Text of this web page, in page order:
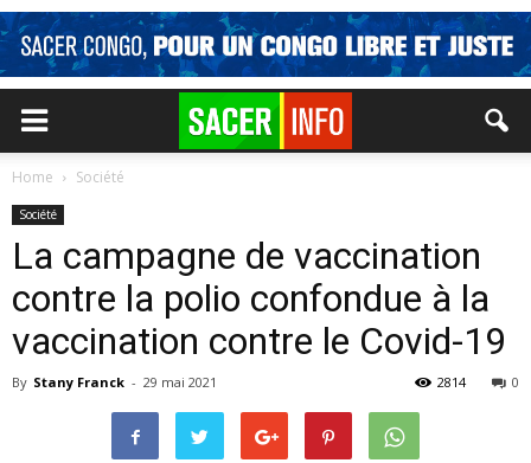
Home Société
Société
La campagne de vaccination
contre la polio confondue à la
vaccination contre le Covid-19
By Stany Franck - 29 mai 2021 0
2814